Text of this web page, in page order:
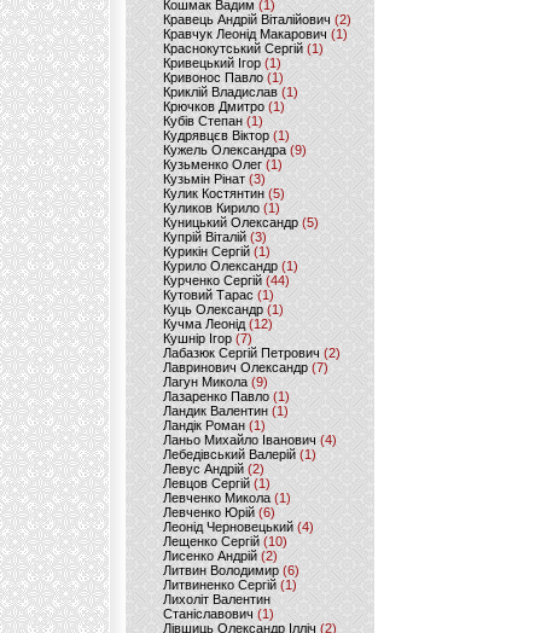
Кошмак Вадим (1)
Кравець Андрій Віталійович (2)
Кравчук Леонід Макарович (1)
Краснокутський Сергій (1)
Кривецький Ігор (1)
Кривонос Павло (1)
Криклій Владислав (1)
Крючков Дмитро(1)
Кубів Степан(1)
Кудрявцєв Віктор (1)
Кужель Олександра (9)
Кузьменко Олег (1)
Кузьмін Рінат(3)
Кулик Костянтин(5)
Куликов Кирило (1)
Куницький Олександр (5)
Купрій Віталій (3)
Курикін Сергій(1)
Курило Олександр (1)
Курченко Сергій (44)
Кутовий Тарас (1)
Куць Олександр (1)
Кучма Леонід (12)
Кушнір Ігор(7)
Лабазюк Сергій Петрович (2)
Лавринович Олександр(7)
Лагун Микола(9)
Лазаренко Павло (1)
Ландик Валентин (1)
Ландік Роман (1)
Ланьо Михайло Іванович(4)
Лебедівський Валерій(1)
Левус Андрій(2)
Левцов Сергій (1)
Левченко Микола (1)
Левченко Юрій (6)
Леонід Черновецький (4)
Лещенко Сергій (10)
Лисенко Андрій (2)
Литвин Володимир (6)
Литвиненко Сергій (1)
Лихоліт Валентин
Станіславович (1)
Лівшиць Олександр Ілліч (2)